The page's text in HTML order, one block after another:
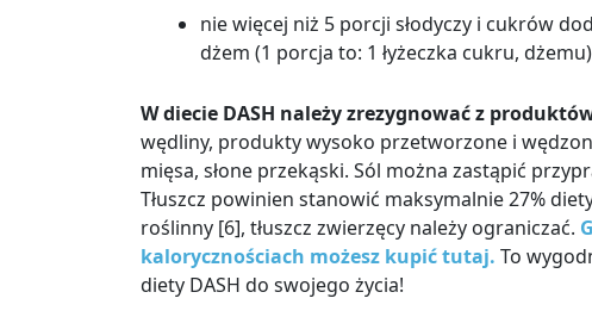
nie więcej niż 5 porcji słodyczy i cukrów
dżem (1 porcja to: 1 łyżeczka cukru,
W diecie DASH należy zrezygnować z
wędliny, produkty wysoko przetworzone i
mięsa, słone przekąski. Sól można zastąpić
Tłuszcz powinien stanowić maksymalnie 27%
roślinny [6], tłuszcz zwierzęcy należy ograniczać.
kalorycznościach możesz kupić tutaj. To
diety DASH do swojego życia!